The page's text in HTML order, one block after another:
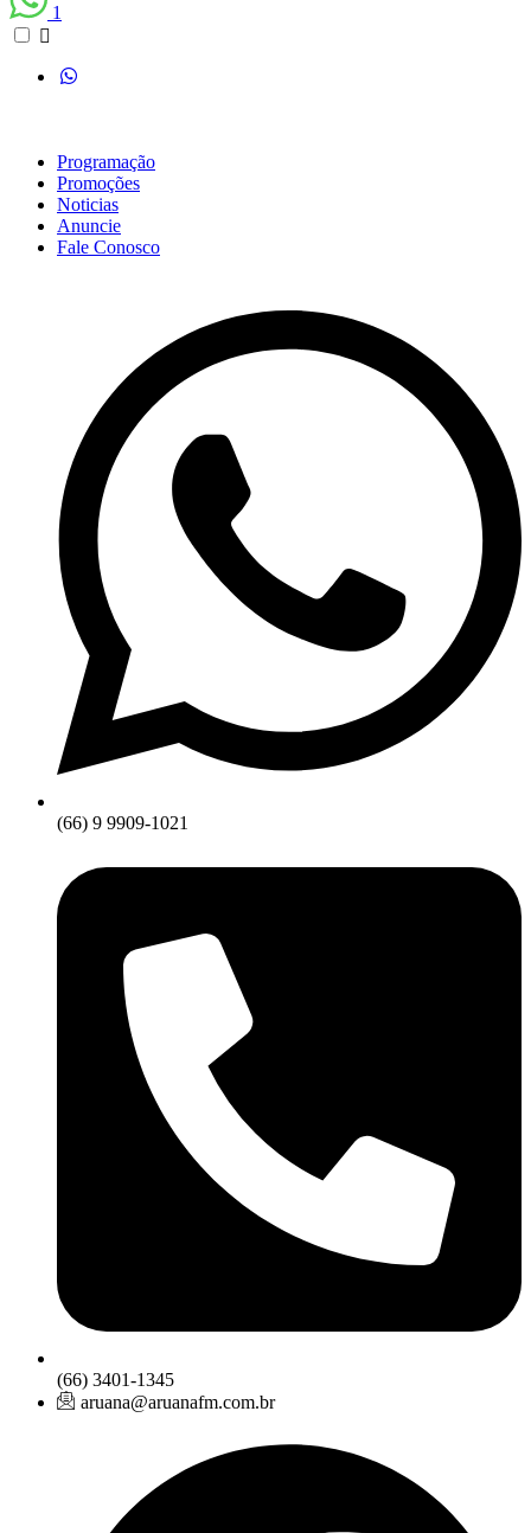
1
Programação
Promoções
Noticias
Anuncie
Fale Conosco
(66) 9 9909-1021
(66) 3401-1345
aruana@aruanafm.com.br